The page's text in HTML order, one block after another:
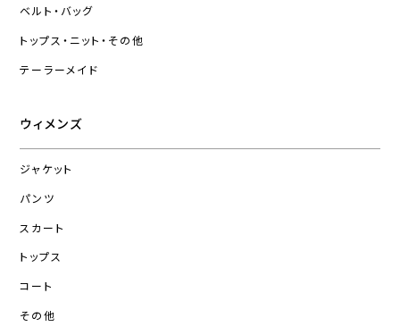
ベルト・バッグ
トップス・ニット・その他
テーラーメイド
ウィメンズ
ジャケット
パンツ
スカート
トップス
コート
その他